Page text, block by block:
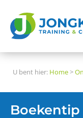
U bent hier: Home>
Boekentip